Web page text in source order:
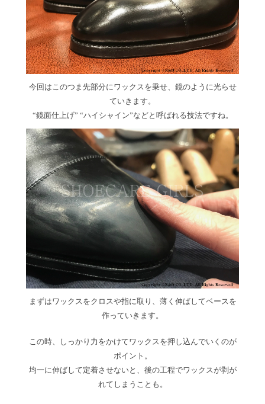
今回はこのつま先部分にワックスを乗せ、鏡のように光らせ
ていきます。
“鏡面仕上げ” “ハイシャイン”などと呼ばれる技法ですね。
まずはワックスをクロスや指に取り、薄く伸ばしてベースを
作っていきます。
この時、しっかり力をかけてワックスを押し込んでいくのが
ポイント。
均一に伸ばして定着させないと、後の工程でワックスが剥が
れてしまうことも。